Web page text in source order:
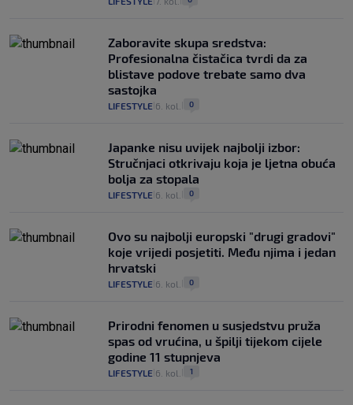
Zaboravite skupa sredstva:
Profesionalna čistačica tvrdi da za
blistave podove trebate samo dva
sastojka
LIFESTYLE 6. kol. 0
Japanke nisu uvijek najbolji izbor:
Stručnjaci otkrivaju koja je ljetna obuća
bolja za stopala
LIFESTYLE 6. kol. 0
Ovo su najbolji europski "drugi gradovi"
koje vrijedi posjetiti. Među njima i jedan
hrvatski
LIFESTYLE 6. kol. 0
Prirodni fenomen u susjedstvu pruža
spas od vrućina, u špilji tijekom cijele
godine 11 stupnjeva
LIFESTYLE 6. kol. 1